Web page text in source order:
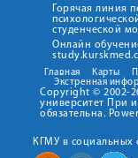
Горячая линия
студенческой
Онлайн
Главная Карты
Экстренная
Copyright © 2002-
университет При
обязательна.
КГМУ в социальных